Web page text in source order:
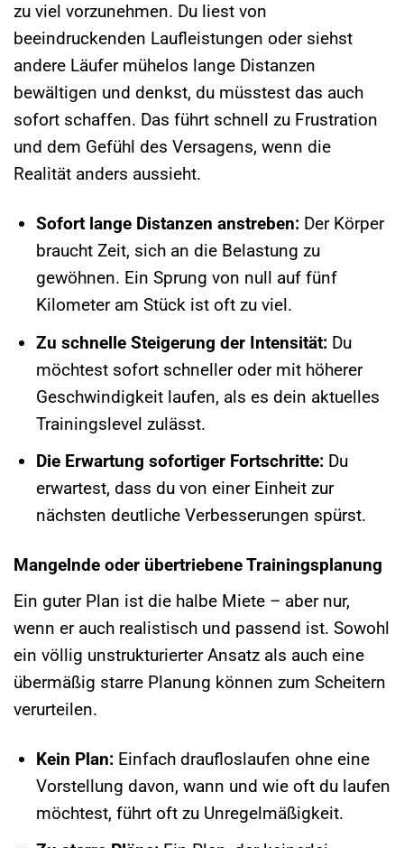
zu viel vorzunehmen. Du liest von
beeindruckenden Laufleistungen oder siehst
andere Läufer mühelos lange Distanzen
bewältigen und denkst, du müsstest das auch
sofort schaffen. Das führt schnell zu Frustration
und dem Gefühl des Versagens, wenn die
Realität anders aussieht.
Sofort lange Distanzen anstreben:Der Körper
braucht Zeit, sich an die Belastung zu
gewöhnen. Ein Sprung von null auf fünf
Kilometer am Stück ist oft zu viel.
Zu schnelle Steigerung der Intensität:Du
möchtest sofort schneller oder mit höherer
Geschwindigkeit laufen, als es dein aktuelles
Trainingslevel zulässt.
Die Erwartung sofortiger Fortschritte:Du
erwartest, dass du von einer Einheit zur
nächsten deutliche Verbesserungen spürst.
Mangelnde oder übertriebene Trainingsplanung
Ein guter Plan ist die halbe Miete – aber nur,
wenn er auch realistisch und passend ist. Sowohl
ein völlig unstrukturierter Ansatz als auch eine
übermäßig starre Planung können zum Scheitern
verurteilen.
Kein Plan:Einfach draufloslaufen ohne eine
Vorstellung davon, wann und wie oft du laufen
möchtest, führt oft zu Unregelmäßigkeit.